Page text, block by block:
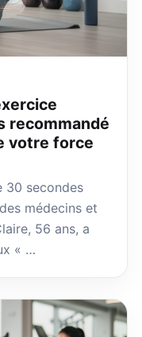
recommandé
votre force
30 secondes
médecins et
56 ans, a
« …